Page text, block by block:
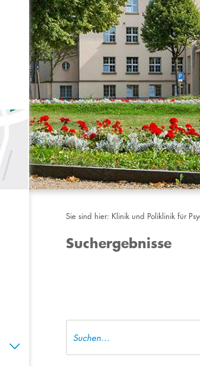
Sie sind hier: Klinik und Poliklinik für
Suchergebnisse